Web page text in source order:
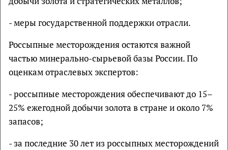
- меры государственной поддержки отрасли.
Россыпные месторождения остаются важной
частью минерально-сырьевой базы России. По
оценкам отраслевых экспертов:
- россыпные месторождения обеспечивают до 15–
25% ежегодной добычи золота в стране и около 7%
запасов;
- за последние 30 лет из россыпных месторождений